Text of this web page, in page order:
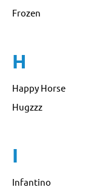
Frozen
H
Happy Horse
Hugzzz
I
Infantino